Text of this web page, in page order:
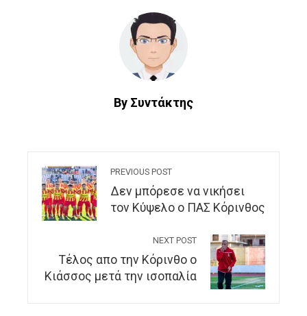
By Συντάκτης
PREVIOUS POST
Δεν μπόρεσε να νικήσει
τον Κύψελο ο ΠΑΣ Κόρινθος
NEXT POST
Τέλος απο την Κόρινθο ο
Κιάσσος μετά την ισοπαλία